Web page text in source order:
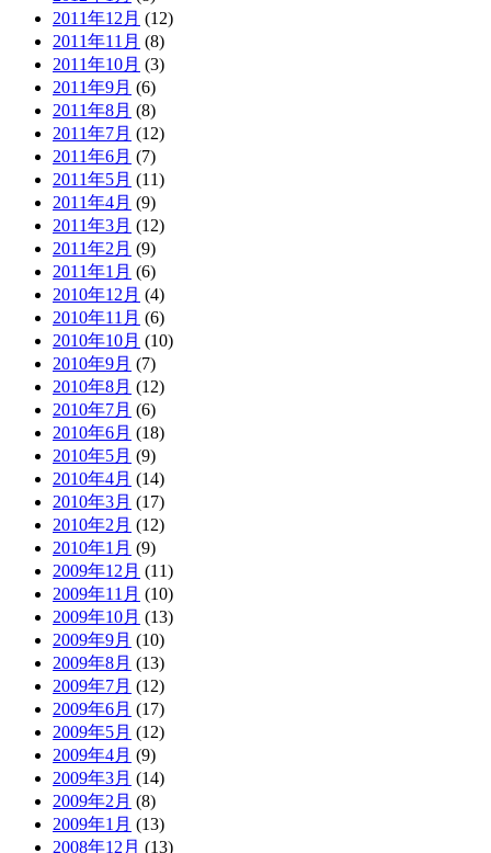
2011年12月 (12)
2011年11月 (8)
2011年10月 (3)
2011年9月 (6)
2011年8月 (8)
2011年7月 (12)
2011年6月 (7)
2011年5月 (11)
2011年4月 (9)
2011年3月 (12)
2011年2月 (9)
2011年1月 (6)
2010年12月 (4)
2010年11月 (6)
2010年10月 (10)
2010年9月 (7)
2010年8月 (12)
2010年7月 (6)
2010年6月 (18)
2010年5月 (9)
2010年4月 (14)
2010年3月 (17)
2010年2月 (12)
2010年1月 (9)
2009年12月 (11)
2009年11月 (10)
2009年10月 (13)
2009年9月 (10)
2009年8月 (13)
2009年7月 (12)
2009年6月 (17)
2009年5月 (12)
2009年4月 (9)
2009年3月 (14)
2009年2月 (8)
2009年1月 (13)
2008年12月 (13)